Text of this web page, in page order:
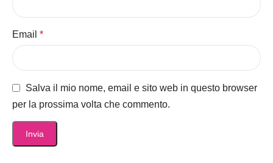
Email *
Salva il mio nome, email e sito web in questo browser
per la prossima volta che commento.